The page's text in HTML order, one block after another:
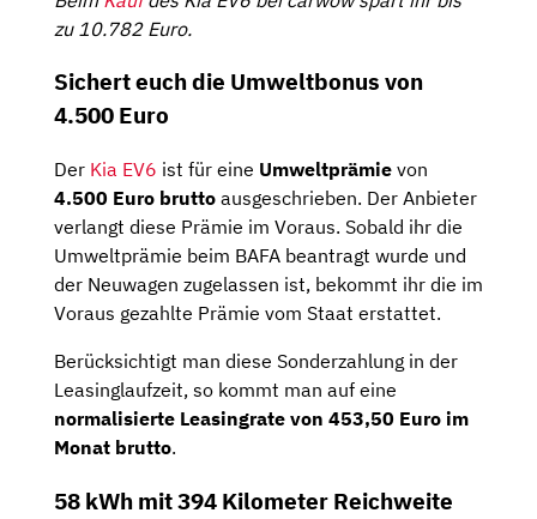
zu 10.782 Euro.
Sichert euch die Umweltbonus von
4.500 Euro
Der Kia EV6 ist für eine Umweltprämie von
4.500 Euro brutto ausgeschrieben. Der Anbieter
verlangt diese Prämie im Voraus. Sobald ihr die
Umweltprämie beim BAFA beantragt wurde und
der Neuwagen zugelassen ist, bekommt ihr die im
Voraus gezahlte Prämie vom Staat erstattet.
Berücksichtigt man diese Sonderzahlung in der
Leasinglaufzeit, so kommt man auf eine
normalisierte Leasingrate von 453,50 Euro im
Monat brutto.
58 kWh mit 394 Kilometer Reichweite